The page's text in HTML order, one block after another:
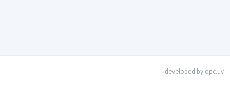
developed by opc.uy